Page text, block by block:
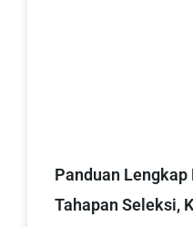
Panduan
Tahapan Seleksi,